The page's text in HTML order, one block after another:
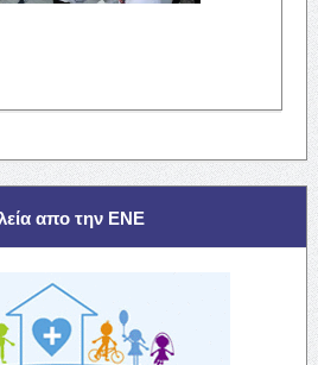
απο την ΕΝΕ